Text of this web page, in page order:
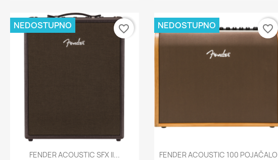
Brzi pregled
FENDER ACOUSTIC SFX II...
NEDOSTUPNO favorite_border
Brzi pregled
FENDER ACOUSTIC 100 POJAČALO
NEDOSTUPNO favorite_border